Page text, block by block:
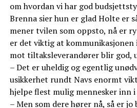
om hvordan vi har god
Brenna sier hun er glad Holte er
mener tvilen som oppsto, nå er
er det viktig at
mot tiltaksleverandører blir god,
– Det er uheldig og egentlig
usikkerhet rundt Navs enormt
hjelpe flest mulig mennesker inn
– Men som dere hører nå, så er jo